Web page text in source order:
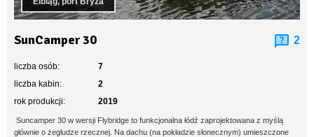
SunCamper 30 2
liczba osób:
7
liczba kabin:
2
rok produkcji:
2019
Suncamper 30 w wersji Flybridge to funkcjonalna łódź zaprojektowana z myślą
głównie o żegludze rzecznej. Na dachu (na pokładzie słonecznym) umieszczone